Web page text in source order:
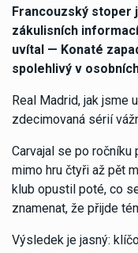
Francouzský stoper
zákulisních
uvítal — Konaté
spolehlivý v
Real Madrid, jak jsme
zdecimovaná sérií
Carvajal se po
mimo hru čtyři až pět
klub opustil poté, co
znamenat, že přijde
Výsledek je jasný: